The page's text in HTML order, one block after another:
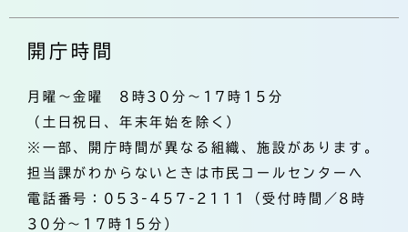
開庁時間
月曜～金曜 8時30分～17時15分
（土日祝日、年末年始を除く）
※一部、開庁時間が異なる組織、施設があります。
担当課がわからないときは市民コールセンターへ
電話番号：053-457-2111（受付時間／8時
30分～17時15分）